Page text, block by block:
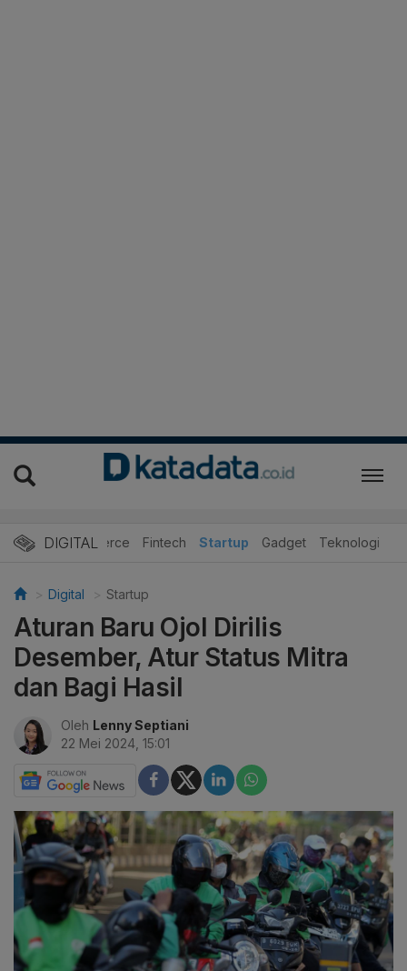
DIGITAL
E-Commerce Fintech Startup Gadget Teknologi
Digital Startup
Aturan Baru Ojol Dirilis
Desember, Atur Status Mitra
dan Bagi Hasil
Oleh Lenny Septiani
22 Mei 2024, 15:01